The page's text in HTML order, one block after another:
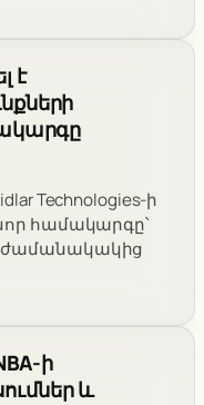
է
Technologies-ի
համակարգը՝
ժամանակակից
ի
և